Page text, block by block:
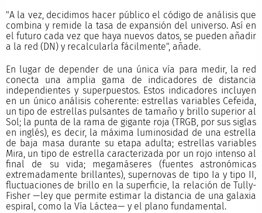
"A la vez, decidimos hacer público el código de análisis que
combina y remide la tasa de expansión del universo. Así en
el futuro cada vez que haya nuevos datos, se pueden añadir
a la red (DN) y recalcularla fácilmente", añade.
En lugar de depender de una única vía para medir, la red
conecta una amplia gama de indicadores de distancia
independientes y superpuestos. Estos indicadores incluyen
en un único análisis coherente: estrellas variables Cefeida,
un tipo de estrellas pulsantes de tamaño y brillo superior al
Sol; la punta de la rama de gigante roja (TRGB, por sus siglas
en inglés), es decir, la máxima luminosidad de una estrella
de baja masa durante su etapa adulta; estrellas variables
Mira, un tipo de estrella caracterizada por un rojo intenso al
final de su vida; megamáseres (fuentes astronómicas
extremadamente brillantes), supernovas de tipo Ia y tipo II,
fluctuaciones de brillo en la superficie, la relación de Tully-
Fisher —ley que permite estimar la distancia de una galaxia
espiral, como la Vía Láctea— y el plano fundamental.